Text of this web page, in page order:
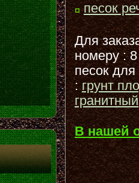
песок
Для
номеру :
песок
:грунт
гранитный
В нашей